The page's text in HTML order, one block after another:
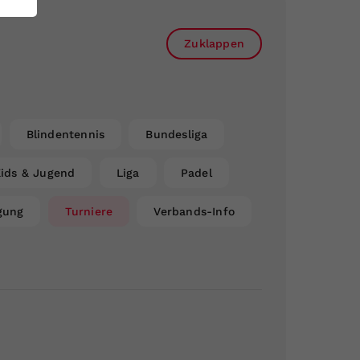
Zuklappen
Blindentennis Bundesliga
& Jugend Liga Padel
Turniere Verbands-Info